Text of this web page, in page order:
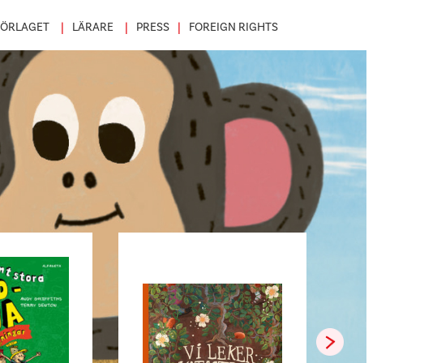
LÄRARE PRESS FOREIGN RIGHTS